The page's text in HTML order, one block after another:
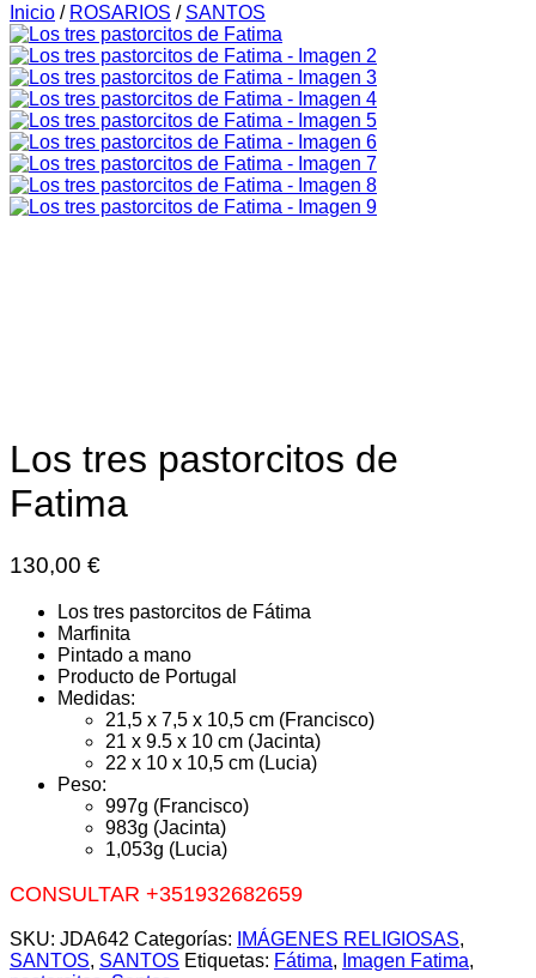
Inicio / ROSARIOS / SANTOS
Los tres pastorcitos de
Fatima
130,00 €
Los tres pastorcitos de Fátima
Marfinita
Pintado a mano
Producto de Portugal
Medidas:
21,5 x 7,5 x 10,5 cm (Francisco)
21 x 9.5 x 10 cm (Jacinta)
22 x 10 x 10,5 cm (Lucia)
Peso:
997g (Francisco)
983g (Jacinta)
1,053g (Lucia)
CONSULTAR +351932682659
SKU: JDA642 Categorías: IMÁGENES RELIGIOSAS,
SANTOS, SANTOS Etiquetas: Fátima, Imagen Fatima,